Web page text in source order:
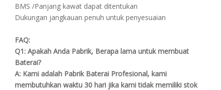
BMS /Panjang kawat dapat ditentukan
Dukungan jangkauan penuh untuk penyesuaian
FAQ:
Q1: Apakah Anda Pabrik, Berapa lama untuk membuat
Baterai?
A: Kami adalah Pabrik Baterai Profesional, kami
membutuhkan waktu 30 hari jika kami tidak memiliki stok